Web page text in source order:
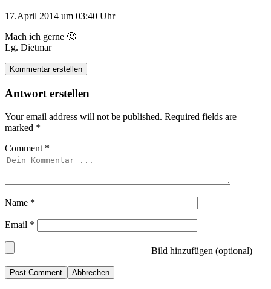
17.April 2014 um 03:40 Uhr
Mach ich gerne 🙂
Lg. Dietmar
Kommentar erstellen
Antwort erstellen
Your email address will not be published. Required fields are
marked *
Comment *
Name *
Email *
Bild hinzufügen (optional)
Abbrechen